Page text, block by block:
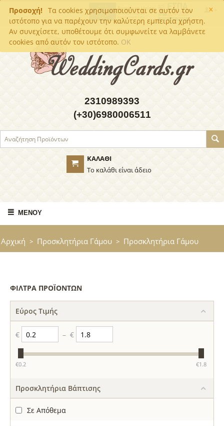
×
Προσοχή!
Τα cookies χρησιμοποιούνται σε αυτόν τον
ιστότοπο για να παρέχουν την καλύτερη εμπειρία χρήστη.
Αν συνεχίσετε, υποθέτουμε ότι συμφωνείτε να λαμβάνετε
cookies από αυτόν τον ιστότοπο. OK
2310989393
(+30)6980006511
ΚΑΛΆΘΙ
Το καλάθι είναι άδειο
ΜΕΝΟΎ
Αρχική > Προσκλητήρια Γάμου > Προσκλητήρια Γάμου
ΦΊΛΤΡΑ ΠΡΟΪΌΝΤΩΝ
Εύρος Τιμής
€ – €
‎€0.2 ‎€1.8
Προσκλητήρια Βάπτισης
Σε Απόθεμα